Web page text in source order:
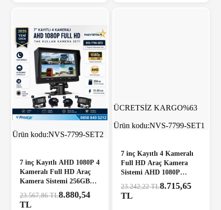
ÜCRETSİZ
KARGO%62YENİ
Ürün kodu:NVS-7799-SET2
7 inç Kayıtlı AHD 1080P 4
Kameralı Full HD Araç
Kamera Sistemi 256GB
SD Kart Destekli Gece
Görüşlü Tak Kullan Set
23.567,86 TL8.880,54
TL
ÜCRETSİZ KARGO%63
Ürün kodu:NVS-7799-SET1
7 inç Kayıtlı 4 Kameralı
Full HD Araç Kamera
Sistemi AHD 1080P
256GB SD Kart Destekli
Gece Görüşlü Tak Kullan
Set
23.242,22 TL8.715,65
TL